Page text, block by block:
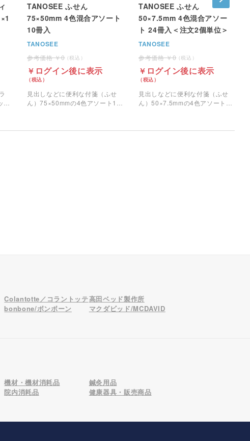
TANOSEE ふせん
75×50mm 4色混合アソート
10冊入
TANOSEE
0
ログイン後に表示
見出しなどに便利な付箋（ふせ
ん）75×50mmの4色アソート10
TANOSEE ふせん
50×7.5mm 4色混合アソー
ト 24冊入＜注文2個単位＞
TANOSEE
0
ログイン後に表示
見出しなどに便利な付箋（ふせ
ん）50×7.5mmの4色アソート24
Colantotte／コラントッテ高田ベッド製作所
bonbone/ボンボーン
マクダビッド/MCDAVID
機材・機材消耗品
鍼灸用品
院内消耗品
健康器具・販売商品